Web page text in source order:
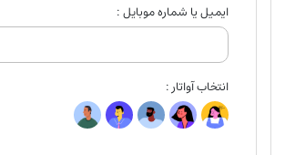
ایمیل یا شماره موبایل :
انتخاب آواتار :